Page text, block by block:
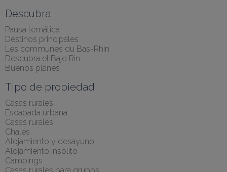
Descubra
Pausa temática
Destinos principales
Les communes du Bas-Rhin
Descubra el Bajo Rin
Buenos planes
Tipo de propiedad
Casas rurales
Escapada urbana
Casas rurales
Chalés
Alojamiento y desayuno
Alojamiento insólito
Campings